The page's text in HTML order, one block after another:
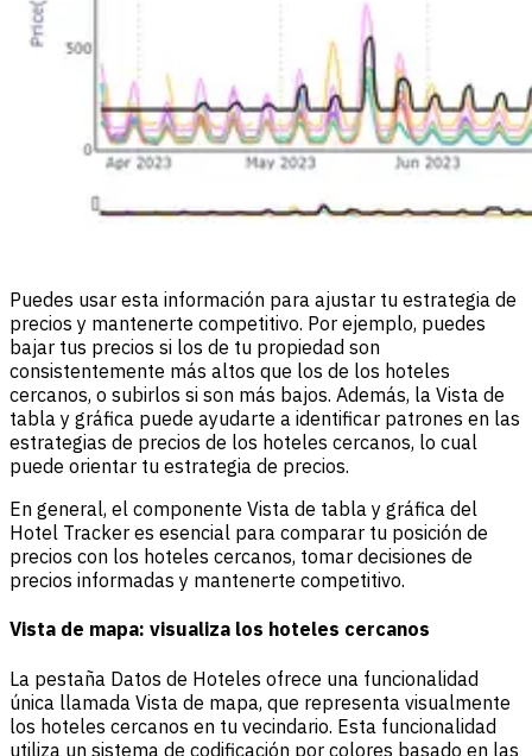
Puedes usar esta información para ajustar tu estrategia de
precios y mantenerte competitivo. Por ejemplo, puedes
bajar tus precios si los de tu propiedad son
consistentemente más altos que los de los hoteles
cercanos, o subirlos si son más bajos. Además, la Vista de
tabla y gráfica puede ayudarte a identificar patrones en las
estrategias de precios de los hoteles cercanos, lo cual
puede orientar tu estrategia de precios.
En general, el componente Vista de tabla y gráfica del
Hotel Tracker es esencial para comparar tu posición de
precios con los hoteles cercanos, tomar decisiones de
precios informadas y mantenerte competitivo.
Vista de mapa: visualiza los hoteles cercanos
La pestaña Datos de Hoteles ofrece una funcionalidad
única llamada Vista de mapa, que representa visualmente
los hoteles cercanos en tu vecindario. Esta funcionalidad
utiliza un sistema de codificación por colores basado en las